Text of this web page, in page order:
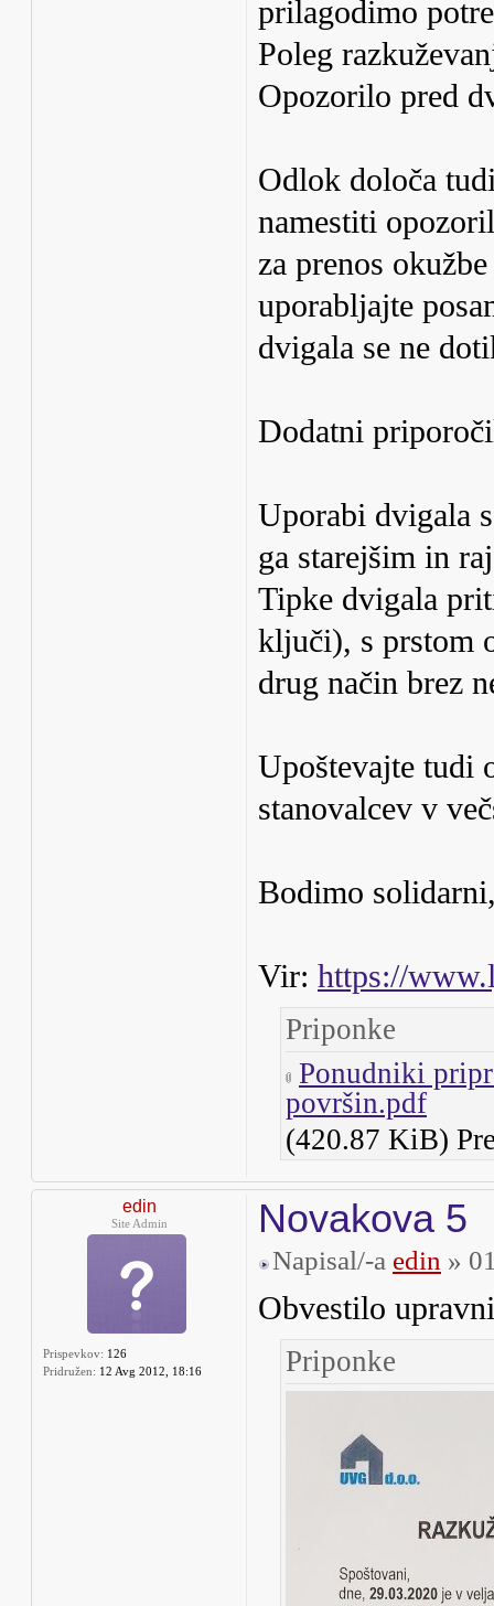
prilagodimo
Poleg
Opozorilo pred
Odlok določa
namestiti
za prenos
uporabljajte
dvigala se ne
Dodatni
Uporabi dvigala
ga starejšim in
Tipke dvigala
ključi), s prstom
drug način brez
Upoštevajte tudi
stanovalcev v
Bodimo
Vir: https://
Priponke
Ponudniki
površin.pdf
(420.87 KiB)
edin
Site Admin
Prispevkov: 126
Pridružen: 12 Avg 2012, 18:16
Novakova 5
Napisal/-a edin »
Obvestilo
Priponke